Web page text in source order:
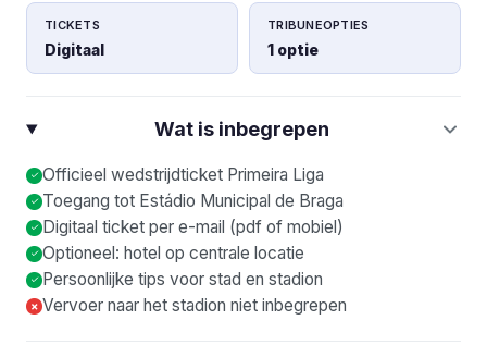
TICKETS
Digitaal
TRIBUNEOPTIES
1 optie
Wat is inbegrepen
Officieel wedstrijdticket Primeira Liga
Toegang tot Estádio Municipal de Braga
Digitaal ticket per e-mail (pdf of mobiel)
Optioneel: hotel op centrale locatie
Persoonlijke tips voor stad en stadion
× Vervoer naar het stadion niet inbegrepen